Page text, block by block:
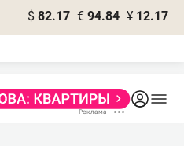
$ 82.17 € 94.84 ¥ 12.17